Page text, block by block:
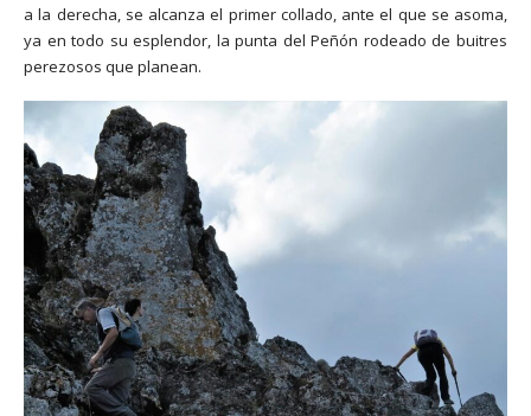
a la derecha, se alcanza el primer collado, ante el que se asoma,
ya en todo su esplendor, la punta del Peñón rodeado de buitres
perezosos que planean.